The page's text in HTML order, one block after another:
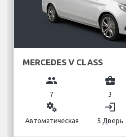
MERCEDES V CLASS
group
7
business_center
3
miscellaneous_services
Автоматическая
login
5 Дверь